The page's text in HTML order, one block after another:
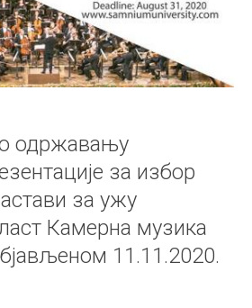
одржавању
за избор
за ужу
Камерна музика
11.11.2020.